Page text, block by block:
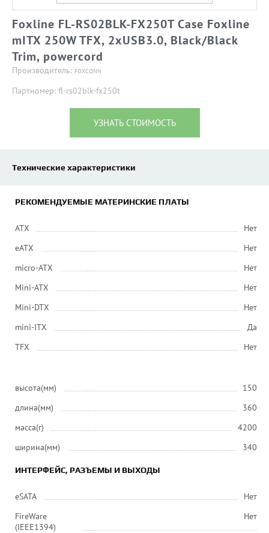
Foxline FL-RS02BLK-FX250T Case Foxline
mITX 250W TFX, 2xUSB3.0, Black/Black
Trim, powercord
Производитель: FOXCONN
Партномер: fl-rs02blk-fx250t
УЗНАТЬ СТОИМОСТЬ
Технические характеристики
РЕКОМЕНДУЕМЫЕ МАТЕРИНСКИЕ ПЛАТЫ
ATX
Нет
eATX
Нет
micro-ATX
Нет
Mini-ATX
Нет
Mini-DTX
Нет
mini-ITX
Да
ТFХ
Нет
высота(мм)
150
длина(мм)
360
масса(г)
4200
ширина(мм)
340
ИНТЕРФЕЙС, РАЗЪЕМЫ И ВЫХОДЫ
eSATA
Нет
FireWare
(IEEE1394)
Нет